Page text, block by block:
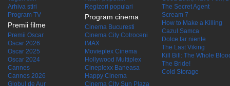
Arhiva stiri
Program TV
Premii filme
Premii Oscar
Oscar 2026
Oscar 2025
Oscar 2024
Cannes
Cannes 2026
Globul de Aur
Regizori populari
Program cinema
Cinema Bucuresti
Cinema City Cotroceni
IMAX
Movieplex Cinema
Hollywood Multiplex
Cineplexx Baneasa
Happy Cinema
Cinema City Sun Plaza
The Secret Agent
Scream 7
How to Make a Killing
Cazul Samca
Dolce far niente
The Last Viking
Kill Bill: The Whole
The Bride!
Cold Storage